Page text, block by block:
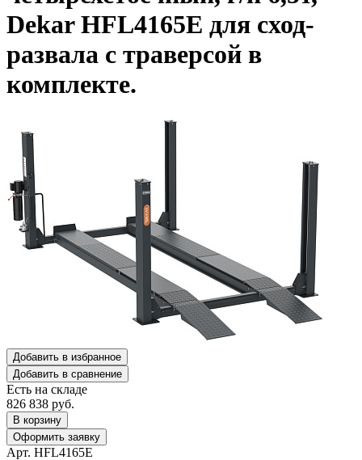
Dekar HFL4165E для сход-
развала с траверсой в
комплекте.
Добавить в избранное
Добавить в сравнение
Есть на складе
826 838 руб.
В корзину
Оформить заявку
Арт. HFL4165E